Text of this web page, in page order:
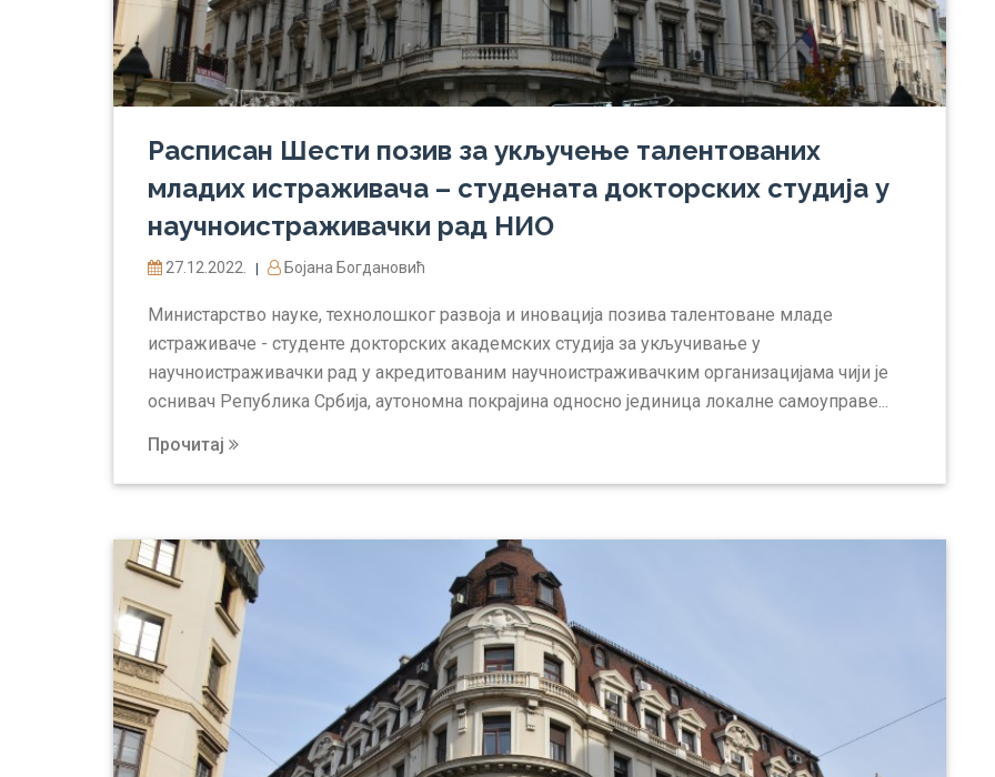
Расписан Шести позив за укључење талентованих
младих истраживача – студената докторских студија у
научноистраживачки рад НИО
27.12.2022. | Бојана Богдановић
Министарство науке, технолошког развоја и иновација позива талентоване младе
истраживаче - студенте докторских академских студија за укључивање у
научноистраживачки рад у акредитованим научноистраживачким организацијама чији је
оснивач Република Србија, аутономна покрајина односно јединица локалне самоуправе...
Прочитај